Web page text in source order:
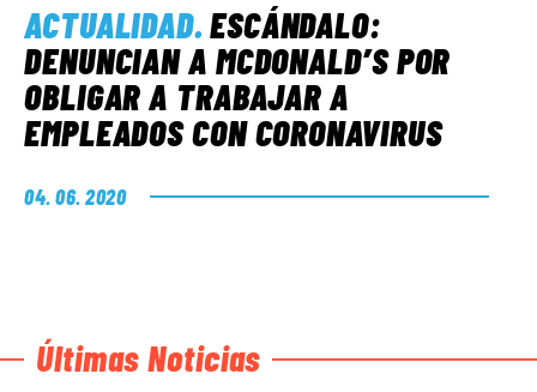
ACTUALIDAD.ESCÁNDALO:
DENUNCIAN A MCDONALD’S POR
OBLIGAR A TRABAJAR A
EMPLEADOS CON CORONAVIRUS
04. 06. 2020
Últimas Noticias